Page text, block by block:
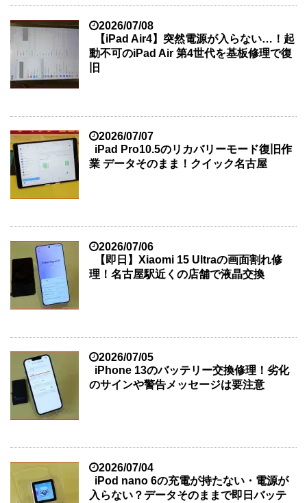
2026/07/08
【iPad Air4】突然電源が入らない…！起
動不可のiPad Air 第4世代を基板修理で復
旧
2026/07/07
iPad Pro10.5のリカバリーモード復旧作
業 データそのまま！クイック名古屋
2026/07/06
【即日】Xiaomi 15 Ultraの画面割れ修
理！名古屋駅近くの店舗で液晶交換
2026/07/05
iPhone 13のバッテリー交換修理！劣化
のサインや警告メッセージは要注意
2026/07/04
iPod nano 6の充電が持たない・電源が
入らない？データそのままで即日バッテ